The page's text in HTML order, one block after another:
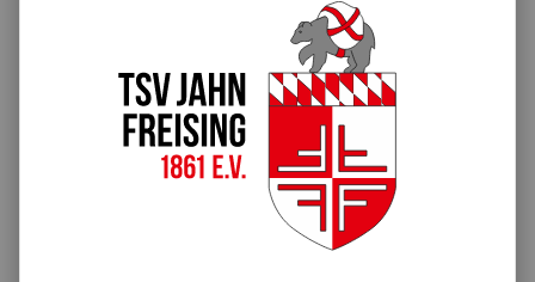
Sportler des Jahres!
24.07.2024 | Von Andreas Hinterstocker
- Auf seinem Weg zum Triathlon-Profi hat sich Niklas
Ludwig bei den Tagblatt-Lesern einiges an Rückenwind